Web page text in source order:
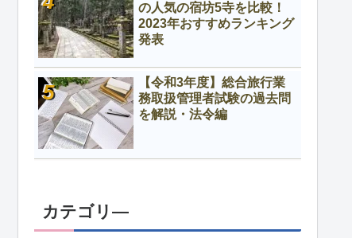
の人気の宿坊5寺を比較！
2023年おすすめランキング
発表
【令和3年度】総合旅行業
務取扱管理者試験の過去問
を解説・法令編
カテゴリ―